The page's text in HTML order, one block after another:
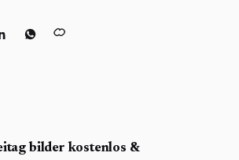
bilder kostenlos &